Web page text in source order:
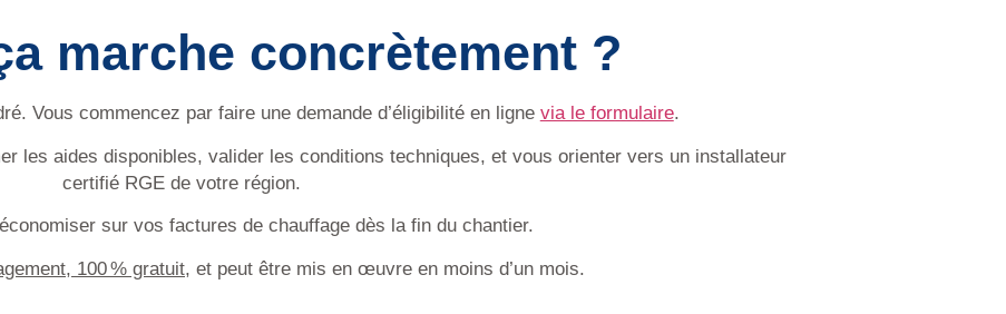
marche concrètement ?
Vous commencez par faire une demande d’éligibilitéen ligne via le formulaire.
les aides disponibles, valider les conditions techniques, et vous orienter vers un installateur
certifié RGE de votre région.
sur vos factures de chauffage dès la fin du chantier.
100 % gratuit, et peut être mis en œuvre en moins d’un mois.